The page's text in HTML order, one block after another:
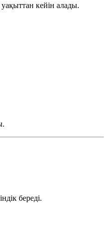
кейін алады.
береді.